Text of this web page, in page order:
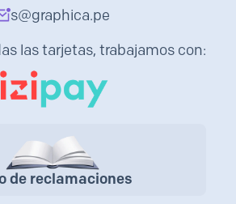
s@graphica.pe
las tarjetas, trabajamos con:
de reclamaciones